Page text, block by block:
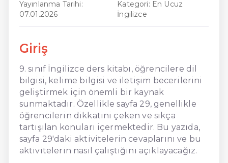
Yayınlanma Tarihi:
07.01.2026
Kategori: En Ucuz
İngilizce
Giriş
9. sınıf İngilizce ders kitabı, öğrencilere dil
bilgisi, kelime bilgisi ve iletişim becerilerini
geliştirmek için önemli bir kaynak
sunmaktadır. Özellikle sayfa 29, genellikle
öğrencilerin dikkatini çeken ve sıkça
tartışılan konuları içermektedir. Bu yazıda,
sayfa 29'daki aktivitelerin cevaplarını ve bu
aktivitelerin nasıl çalıştığını açıklayacağız.